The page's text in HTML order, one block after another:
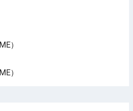
）
）